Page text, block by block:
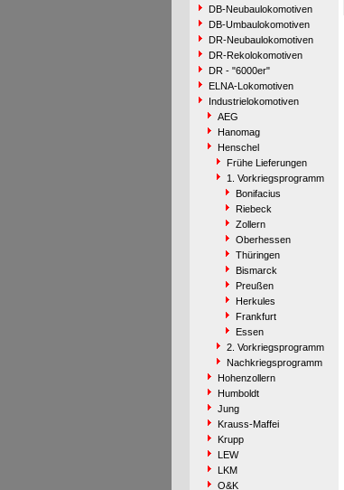
DB-Neubaulokomotiven
DB-Umbaulokomotiven
DR-Neubaulokomotiven
DR-Rekolokomotiven
DR - "6000er"
ELNA-Lokomotiven
Industrielokomotiven
AEG
Hanomag
Henschel
Frühe Lieferungen
1. Vorkriegsprogramm
Bonifacius
Riebeck
Zollern
Oberhessen
Thüringen
Bismarck
Preußen
Herkules
Frankfurt
Essen
2. Vorkriegsprogramm
Nachkriegsprogramm
Hohenzollern
Humboldt
Jung
Krauss-Maffei
Krupp
LEW
LKM
O&K